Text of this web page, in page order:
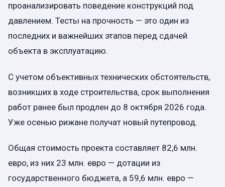
проанализировать поведение конструкций под
давлением. Тесты на прочность — это один из
последних и важнейших этапов перед сдачей
объекта в эксплуатацию.
С учетом объективных технических обстоятельств,
возникших в ходе строительства, срок выполнения
работ ранее был продлен до 8 октября 2026 года.
Уже осенью рижане получат новый путепровод.
Общая стоимость проекта составляет 82,6 млн.
евро, из них 23 млн. евро — дотации из
государственного бюджета, а 59,6 млн. евро —